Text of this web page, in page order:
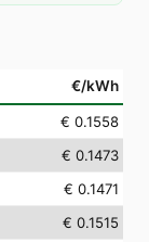
€/kWh
€ 0.1558
€ 0.1473
€ 0.1471
€ 0.1515